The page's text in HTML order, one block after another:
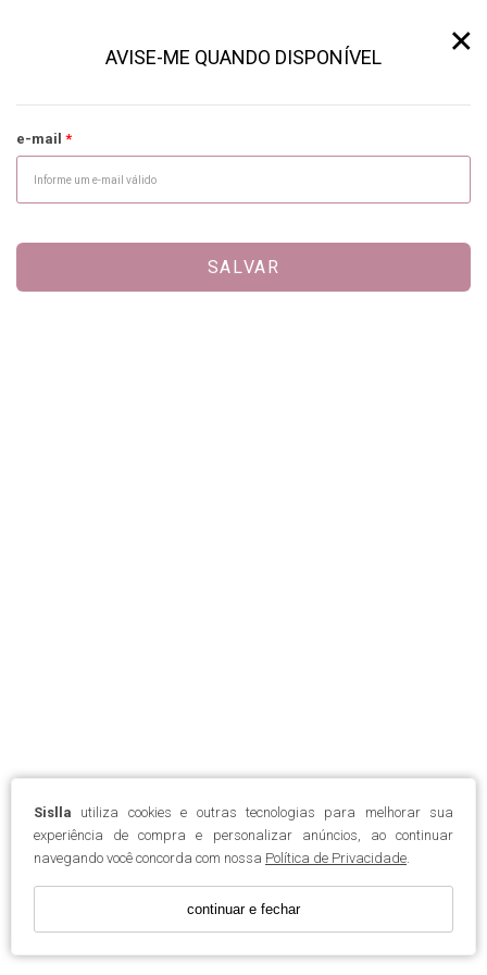
Sislla utiliza cookies e outras tecnologias para melhorar sua
experiência de compra e personalizar anúncios, ao continuar
navegando você concorda com nossa Política de Privacidade.
continuar e fechar
×
AVISE-ME QUANDO DISPONÍVEL
e-mail
SALVAR